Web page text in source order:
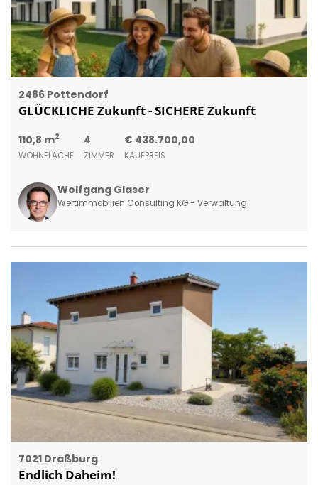
2486 Pottendorf
GLÜCKLICHE Zukunft - SICHERE Zukunft
110,8 m2
WOHNFLÄCHE
4
ZIMMER
€ 438.700,00
KAUFPREIS
Wolfgang Glaser
Wertimmobilien Consulting KG - Verwaltung
7021 Draßburg
Endlich Daheim!